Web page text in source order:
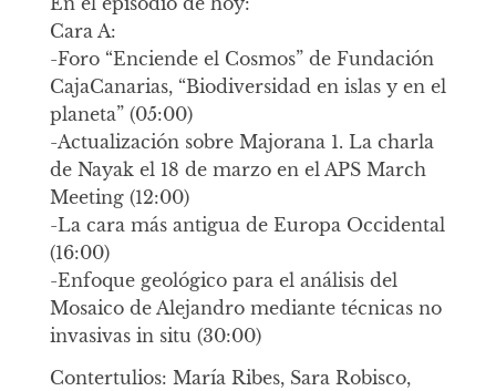
Cara A:
-Foro “Enciende el Cosmos” de Fundación
CajaCanarias, “Biodiversidad en islas y en el
planeta” (05:00)
-Actualización sobre Majorana 1. La charla
de Nayak el 18 de marzo en el APS March
Meeting (12:00)
-La cara más antigua de Europa Occidental
(16:00)
-Enfoque geológico para el análisis del
Mosaico de Alejandro mediante técnicas no
invasivas in situ (30:00)
Contertulios: María Ribes, Sara Robisco,